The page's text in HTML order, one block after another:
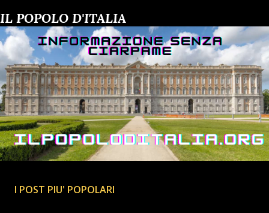
IL POPOLO D'ITALIA
I POST PIU' POPOLARI